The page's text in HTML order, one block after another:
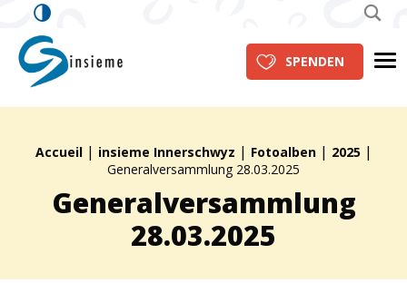
insieme Innerschwyz
SPENDEN
Brotkrümelpfad:
Accueil | insieme Innerschwyz | Fotoalben | 2025 |
Generalversammlung 28.03.2025
Generalversammlung
28.03.2025